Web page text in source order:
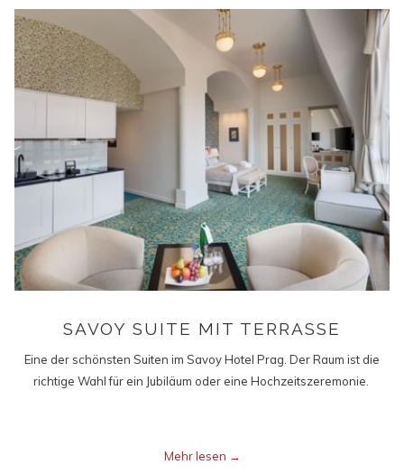
sowie Bademäntel und Hausschuhe.
Fußbodenheizung im Badezimmer finden Sie in den meisten
Zimmern unserer 4-Sterne-Unterkunft in Prag.
Alle Einheiten, unabhängig von ihrer Kategorie, garantieren
maximalen Komfort und ein außergewöhnliches Erlebnis.
SAVOY SUITE MIT TERRASSE
Eine der schönsten Suiten im Savoy Hotel Prag. Der Raum ist die
richtige Wahl für ein Jubiläum oder eine Hochzeitszeremonie.
Mehr lesen